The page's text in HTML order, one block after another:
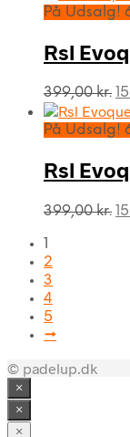
På Udsalg!
Rsl
399,00kr.
På Udsalg!
Rsl
399,00kr.
1
2
3
4
5
→
© padelup.dk
×
×
×